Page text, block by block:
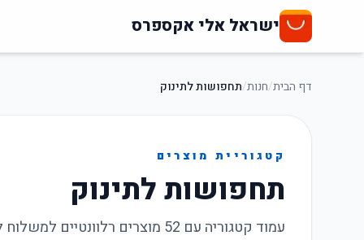
ישראל אלי אקספרס
דף הבית/חנות/תחפושות לתינוק
קטגוריית מוצרים
תחפושות לתינוק
עמוד קטגוריה עם 52 מוצרים רלוונטיים למשלוח לישראל, מבצעים עדכניים וקישורי רכישה.